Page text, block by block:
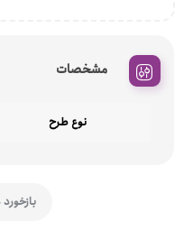
مشخصات
نوع طرح
بازخورد